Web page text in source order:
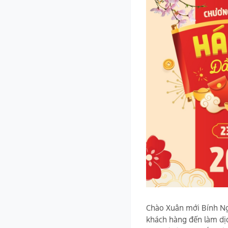
Chào Xuân mới Bính
khách hàng đến làm